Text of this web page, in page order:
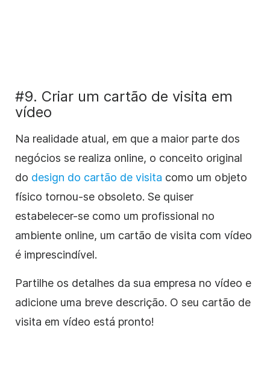
#9. Criar um cartão de visita em
vídeo
Na realidade atual, em que a maior parte dos
negócios se realiza online, o conceito original
do design do cartão de visita como um objeto
físico tornou-se obsoleto. Se quiser
estabelecer-se como um profissional no
ambiente online, um cartão de visita com vídeo
é imprescindível.
Partilhe os detalhes da sua empresa no vídeo e
adicione uma breve descrição. O seu cartão de
visita em vídeo está pronto!